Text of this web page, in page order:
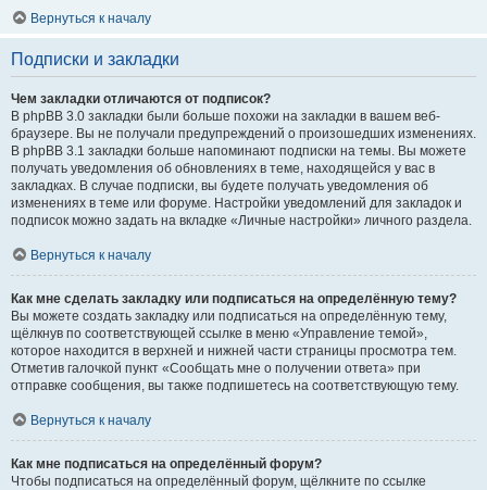
Вернуться к началу
Подписки и закладки
Чем закладки отличаются от подписок?
В phpBB 3.0 закладки были больше похожи на закладки в вашем веб-
браузере. Вы не получали предупреждений о произошедших изменениях.
В phpBB 3.1 закладки больше напоминают подписки на темы. Вы можете
получать уведомления об обновлениях в теме, находящейся у вас в
закладках. В случае подписки, вы будете получать уведомления об
изменениях в теме или форуме. Настройки уведомлений для закладок и
подписок можно задать на вкладке «Личные настройки» личного раздела.
Вернуться к началу
Как мне сделать закладку или подписаться на определённую тему?
Вы можете создать закладку или подписаться на определённую тему,
щёлкнув по соответствующей ссылке в меню «Управление темой»,
которое находится в верхней и нижней части страницы просмотра тем.
Отметив галочкой пункт «Сообщать мне о получении ответа» при
отправке сообщения, вы также подпишетесь на соответствующую тему.
Вернуться к началу
Как мне подписаться на определённый форум?
Чтобы подписаться на определённый форум, щёлкните по ссылке